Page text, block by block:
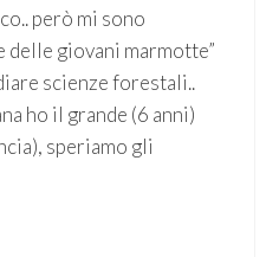
però mi sono
delle giovani marmotte”
scienze forestali..
ho il grande (6 anni)
speriamo gli